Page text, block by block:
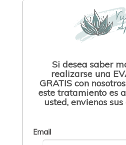
Si desea saber
realizarse una
GRATIS con
este tratamiento es
usted, envienos
Email